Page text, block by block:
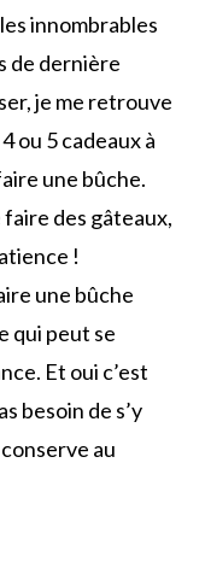
innombrables
de dernière
je me retrouve
ou 5 cadeaux à
une bûche.
faire des gâteaux,
!
une bûche
qui peut se
Et oui c’est
besoin de s’y
au